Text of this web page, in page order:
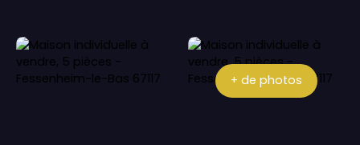
+ de photos